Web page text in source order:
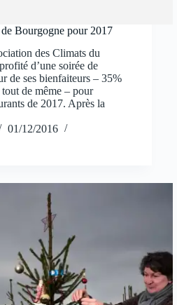
Bourgogne pour 2017
des Climats du
d’une soirée de
de ses bienfaiteurs – 35%
de même – pour
de 2017. Après la
01/12/2016